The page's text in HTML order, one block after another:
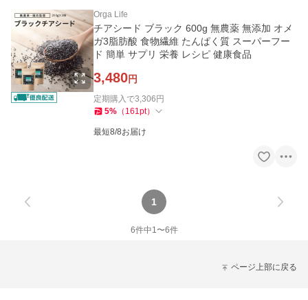
Orga Life
チアシード ブラック 600g 無農薬 無添加 オメ
ガ3脂肪酸 食物繊維 たんぱく質 スーパーフー
ド 簡単 サプリ 栄養 レシピ 健康食品
3,480円
定期購入で3,306 円
5% （ 161pt）
最短8/8お届け
1
6件中1〜6件
ページ上部に戻る